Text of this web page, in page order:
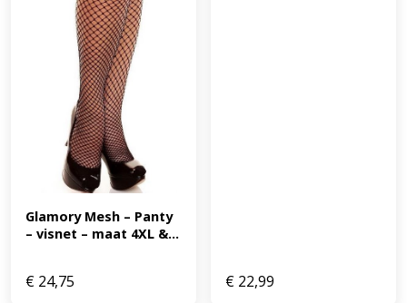
Glamory Mesh – Panty
– visnet – maat 4XL &...
€ 24,75 € 22,99